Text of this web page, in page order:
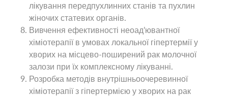
лікування передпухлинних станів та пухлин
жіночих статевих органів.
Вивчення ефективності неоад’ювантної
хіміотерапії в умовах локальної гіпертермії у
хворих на місцево-поширений рак молочної
залози при їх комплексному лікуванні.
Розробка методів внутрішньоочеревинної
хіміотерапії з гіпертермією у хворих на рак